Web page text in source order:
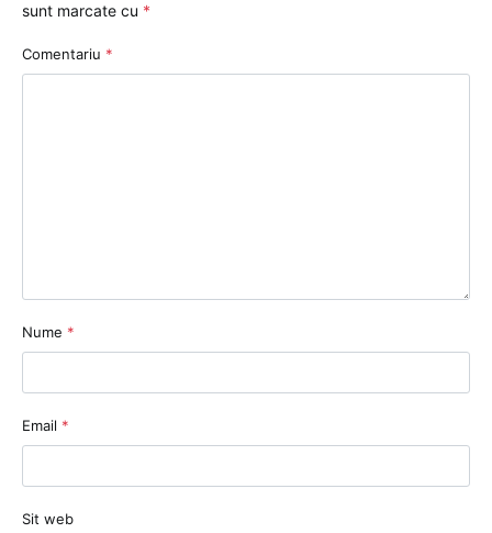
sunt marcate cu *
Comentariu *
Nume *
Email *
Sit web